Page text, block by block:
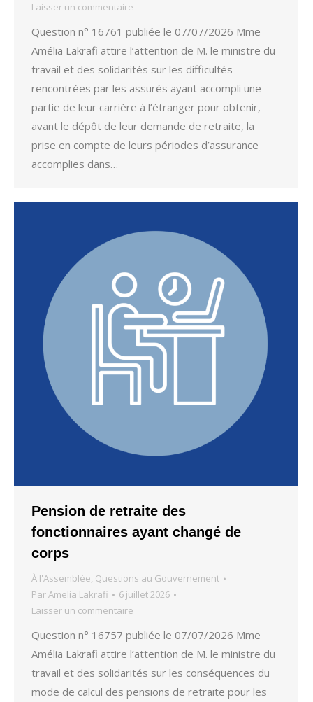
Laisser un commentaire
Question n° 16761 publiée le 07/07/2026 Mme
Amélia Lakrafi attire l’attention de M. le ministre du
travail et des solidarités sur les difficultés
rencontrées par les assurés ayant accompli une
partie de leur carrière à l’étranger pour obtenir,
avant le dépôt de leur demande de retraite, la
prise en compte de leurs périodes d’assurance
accomplies dans…
Pension de retraite des
fonctionnaires ayant changé de
corps
À l'Assemblée, Questions au Gouvernement
ParAmelia Lakrafi
6 juillet 2026
Laisser un commentaire
Question n° 16757 publiée le 07/07/2026 Mme
Amélia Lakrafi attire l’attention de M. le ministre du
travail et des solidarités sur les conséquences du
mode de calcul des pensions de retraite pour les